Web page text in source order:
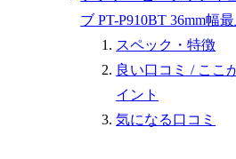
ブ PT-P910BT 36mm幅
スペック・特徴
良い口コミ / ここ
イント
気になる口コミ